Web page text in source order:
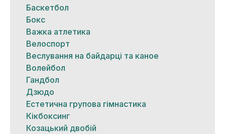
Баскетбол
Бокс
Важка атлетика
Велоспорт
Веслування на байдарці та каное
Волейбол
Гандбол
Дзюдо
Естетична групова гімнастика
Кікбоксинг
Козацький двобій